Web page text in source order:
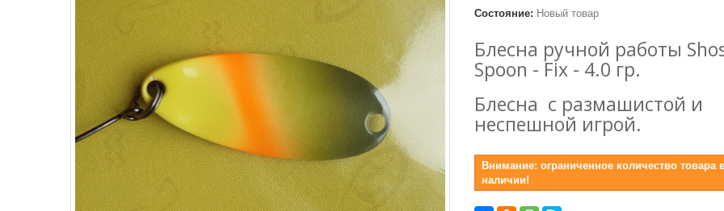
Состояние: Новый товар
Блесна ручной работы
Spoon - Fix - 4.0 гр.
Блесна с размашистой и
неспешной игрой.
Внимание: ограниченное количество товара
наличии!